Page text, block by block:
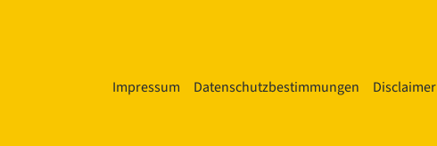
Impressum Datenschutzbestimmungen Disclaimer